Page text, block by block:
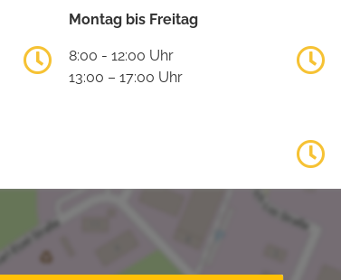
Montag bis Freitag
8:00 - 12:00 Uhr
13:00 – 17:00 Uhr